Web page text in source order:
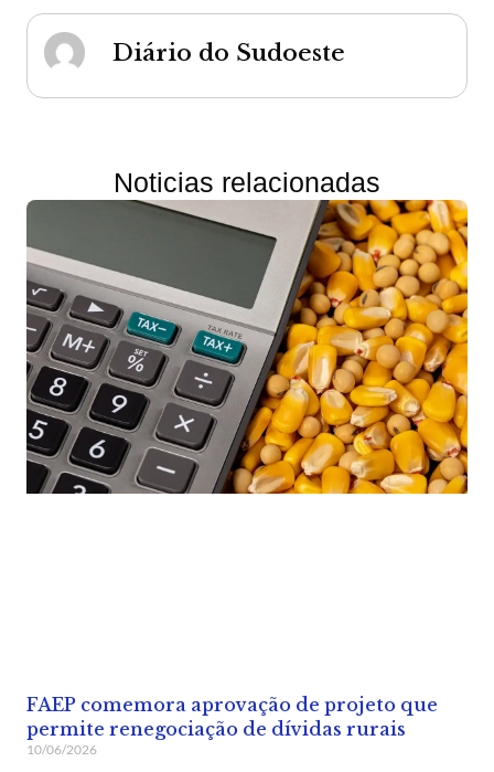
Diário do Sudoeste
Noticias relacionadas
FAEP comemora aprovação de projeto que
permite renegociação de dívidas rurais
10/06/2026